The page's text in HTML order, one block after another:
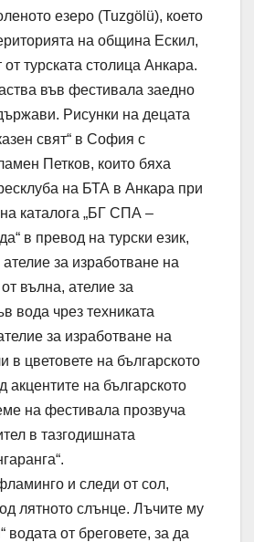
езеро (Tuzgölü), което
на община Ескил,
турската столица Анкара.
във фестивала заедно
Рисунки на децата
свят“ в София с
Петков, които бяха
на БТА в Анкара при
каталога „БГ СПА –
в превод на турски език,
за изработване на
вълна, ателие за
вода чрез техниката
за изработване на
в цветовете на българското
акцентите на българското
на фестивала прозвуча
в тазгодишната
и следи от сол,
лятното слънце. Лъчите му
водата от бреговете, за да